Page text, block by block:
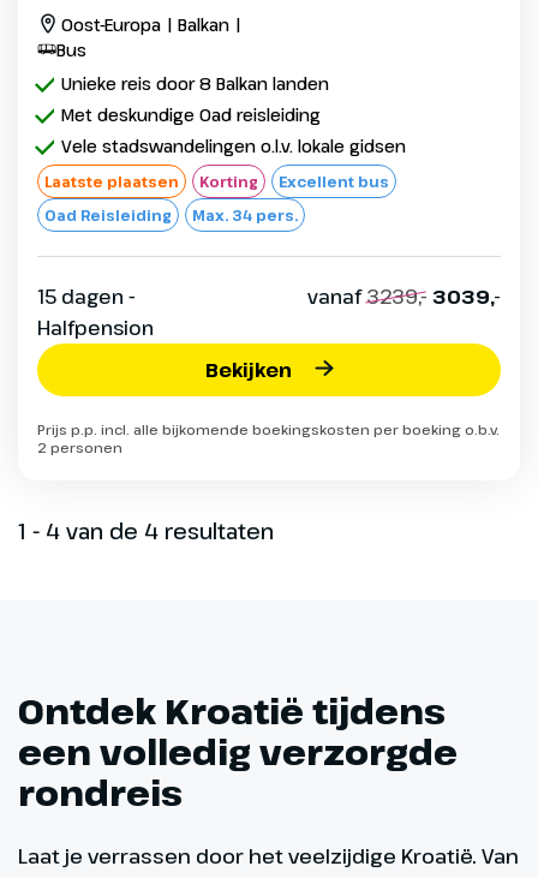
Oost-Europa | Balkan |
Bus
Unieke reis door 8 Balkan landen
Met deskundige Oad reisleiding
Vele stadswandelingen o.l.v. lokale gidsen
Laatste plaatsen Korting
Excellent bus
Oad Reisleiding
Max. 34 pers.
15 dagen -
Halfpension
vanaf3239,- 3039,-
Bekijken
Prijs p.p. incl. alle bijkomende boekingskosten per boeking o.b.v.
2 personen
1 - 4 van de 4 resultaten
Ontdek Kroatië tijdens
een volledig verzorgde
rondreis
Laat je verrassen door het veelzijdige Kroatië. Van